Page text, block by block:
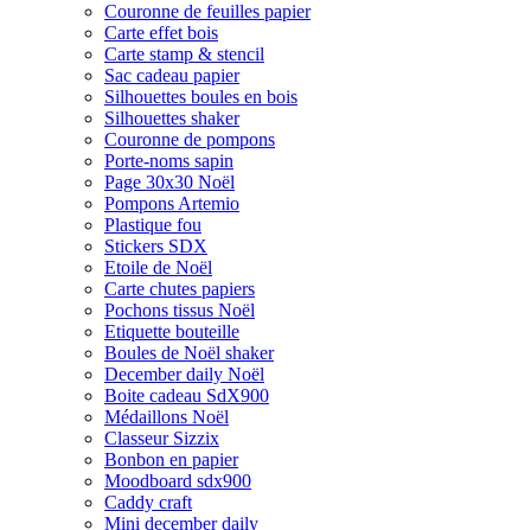
Couronne de feuilles papier
Carte effet bois
Carte stamp & stencil
Sac cadeau papier
Silhouettes boules en bois
Silhouettes shaker
Couronne de pompons
Porte-noms sapin
Page 30x30 Noël
Pompons Artemio
Plastique fou
Stickers SDX
Etoile de Noël
Carte chutes papiers
Pochons tissus Noël
Etiquette bouteille
Boules de Noël shaker
December daily Noël
Boite cadeau SdX900
Médaillons Noël
Classeur Sizzix
Bonbon en papier
Moodboard sdx900
Caddy craft
Mini december daily